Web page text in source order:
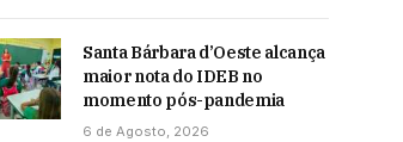
Santa Bárbara d’Oeste alcança
maior nota do IDEB no
momento pós-pandemia
6 de Agosto, 2026